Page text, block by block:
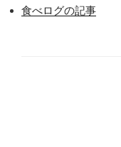
食べログの記事